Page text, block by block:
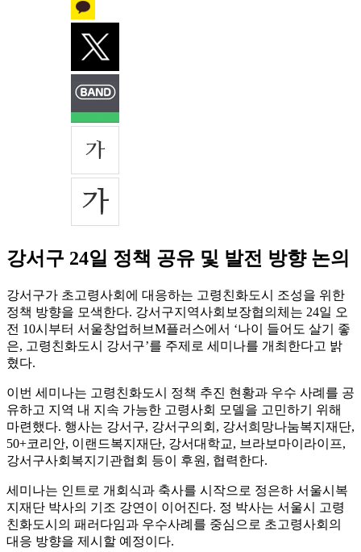
강서구 24일 정책 공유 및 발전 방향 논의
강서구가 초고령사회에 대응하는 고령친화도시 조성을 위한
정책 방향을 모색한다. 강서구지역사회보장협의체는 24일 오
전 10시부터 서울창업허브M플러스에서 ‘나이 들어도 살기 좋
은, 고령친화도시 강서구’를 주제로 세미나를 개최한다고 밝
혔다.
이번 세미나는 고령친화도시 정책 추진 현황과 우수 사례를 공
유하고 지역 내 지속 가능한 고령사회 모델을 고민하기 위해
마련했다. 행사는 강서구, 강서구의회, 강서희망나눔복지재단,
50+코리안, 이랜드복지재단, 강서대학교, 브라보마이라이프,
강서구사회복지기관협회 등이 후원, 협력한다.
세미나는 인트로 개회식과 축사를 시작으로 정은하 서울시복
지재단 박사의 기조 강연이 이어진다. 정 박사는 서울시 고령
친화도시의 패러다임과 우수사례를 중심으로 초고령사회의
대응 방향을 제시할 예정이다.